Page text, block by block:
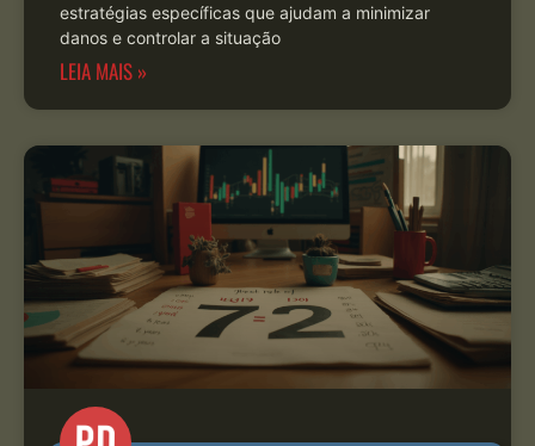
estratégias específicas que ajudam a minimizar
danos e controlar a situação
LEIA MAIS »